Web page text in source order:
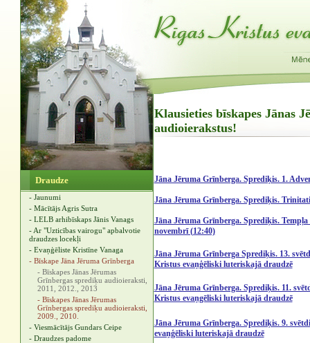
Draudze
- Jaunumi
- Mācītājs Agris Sutra
- LELB arhibīskaps Jānis Vanags
- Ar "Uzticības vairogu" apbalvotie
draudzes locekļi
- Evaņģēliste Kristīne Vanaga
- Bīskape Jāna Jēruma Grīnberga
- Bīskapes Jānas Jērumas
Grīnbergas sprediķu audioieraksti,
2011, 2012., 2013
- Bīskapes Jānas Jērumas
Grīnbergas sprediķu audioieraksti,
2009., 2010.
- Viesmācītājs Gundars Ceipe
- Draudzes padome
Klausieties bīskapes Jānas
audioierakstus!
Jāna Jēruma Grīnberga. Sprediķis. 1.
Jāna Jēruma Grīnberga. Sprediķis.
Jāna Jēruma Grīnberga. Sprediķis. Tempļa
novembrī (12:40)
Jāna Jēruma Grīnberga Sprediķis. 13.
Kristus evaņģēliski luteriskajā draudzē
Jāna Jēruma Grīnberga. Sprediķis. 11.
Kristus evaņgēliski luteriskajā draudzē
Jāna Jēruma Grīnberga. Sprediķis. 9.
evaņģēliski luteriskajā draudzē